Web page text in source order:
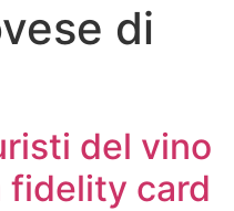
di
del vino
fidelity card